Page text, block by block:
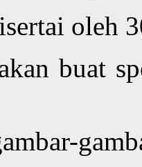
oleh
buat